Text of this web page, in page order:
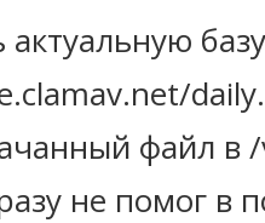
файл в
не помог в